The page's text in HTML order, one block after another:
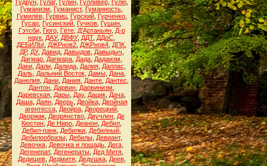
Гудрун, Гулаг, Гулин, Гулливер, Гулю,
Гуманизм
Гуманист, Гуманность
Гумилёв, Гурвиц, Гурский, Гурченко,
Гусар Гусинский Гучков Гущин
Гэтсби, Гюго, Гёте, Д'Артаньян, Д-р
наук ДАУ, ДВФУ, ДДТ, ДДоС
ДЕБИЛЫ
ДЖРнов2 ДЖРнов4 ДПК
ДР, ДУ, Давид, Давыдов, Давыдыч
Дагмар Дагмара Дада Дадаизм
Даки, Дали, Далида, Далия, Даллас
Даль, Дальний Восток, Дамы, Дана,
Данелия Дани Дания Данте Дантес
Дантон Дарвин Дарвинизм
Даревская, Дары, Дау, Дацик, Дача,
Даша, Даян, Дверь, Двойка, Двойная
агентесса, Двойра, Дворецкий,
Дворжак, Дворянство, Двучлен, Де
Кюстин Де Ниро Деанон Дебил
Дебил-панк Дебилки Дебилный
Дебилообразы, Дебилы, Девиант,
Девочка, Девочка и лошадь, Дега,
Дегенерат, Дегенераты Дед Митя
Дедищев, Дедмитя, Дедушка, Деев,